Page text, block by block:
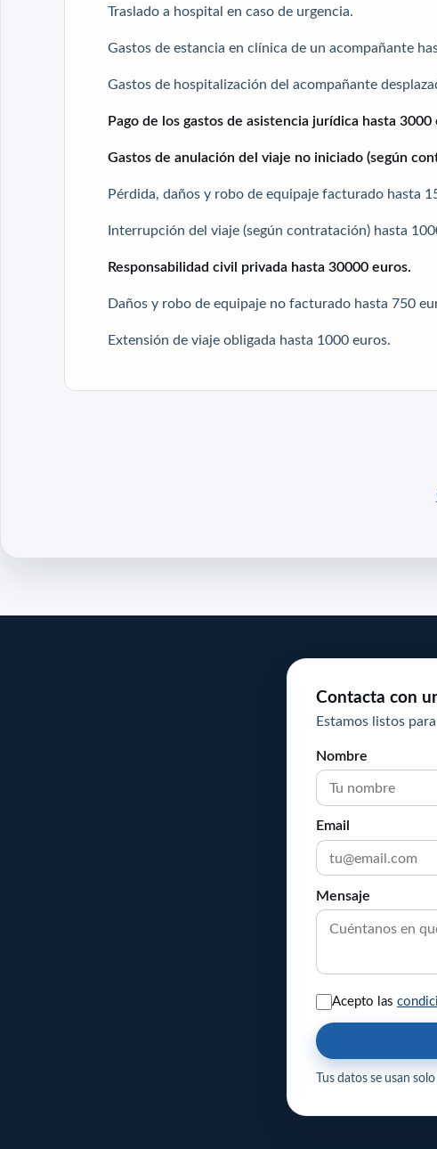
Traslado a hospital en caso de urgencia.
Gastos de estancia en clínica de un acompañante
Gastos de hospitalización del acompañante
Pago de los gastos de asistencia jurídica hasta 3000
Gastos de anulación del viaje no iniciado (según
Pérdida, daños y robo de equipaje facturado hasta
Interrupción del viaje (según contratación) hasta
Responsabilidad civil privada hasta 30000 euros.
Daños y robo de equipaje no facturado hasta 750
Extensión de viaje obligada hasta 1000 euros.
Contacta con
Estamos listos
Nombre
Email
Mensaje
Acepto las
Tus datos se usan